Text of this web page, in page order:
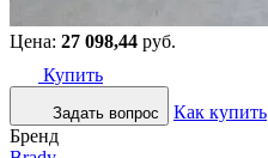
Цена: 27 098,44 руб.
Купить
Задать вопрос Как купить
Бренд